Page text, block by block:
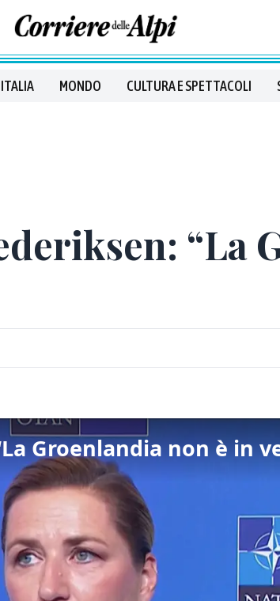
ITALIA MONDO CULTURA E SPETTACOLI
“La
Groenlandia non è in